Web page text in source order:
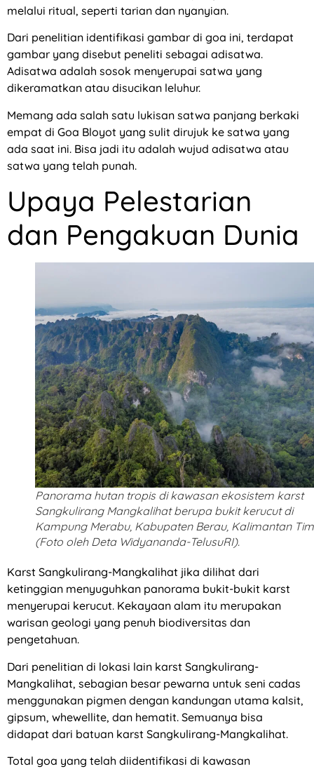
melalui ritual, seperti tarian dan nyanyian.
Dari penelitian identifikasi gambar di goa ini, terdapat
gambar yang disebut peneliti sebagai adisatwa.
Adisatwa adalah sosok menyerupai satwa yang
dikeramatkan atau disucikan leluhur.
Memang ada salah satu lukisan satwa panjang berkaki
empat di Goa Bloyot yang sulit dirujuk ke satwa yang
ada saat ini. Bisa jadi itu adalah wujud adisatwa atau
satwa yang telah punah.
Upaya Pelestarian
dan Pengakuan Dunia
Panorama hutan tropis di kawasan ekosistem karst
Sangkulirang Mangkalihat berupa bukit kerucut di
Kampung Merabu, Kabupaten Berau, Kalimantan
(Foto oleh Deta Widyananda-TelusuRI).
Karst Sangkulirang-Mangkalihat jika dilihat dari
ketinggian menyuguhkan panorama bukit-bukit karst
menyerupai kerucut. Kekayaan alam itu merupakan
warisan geologi yang penuh biodiversitas dan
pengetahuan.
Dari penelitian di lokasi lain karst Sangkulirang-
Mangkalihat, sebagian besar pewarna untuk seni cadas
menggunakan pigmen dengan kandungan utama kalsit,
gipsum, whewellite, dan hematit. Semuanya bisa
didapat dari batuan karst Sangkulirang-Mangkalihat.
Total goa yang telah diidentifikasi di kawasan